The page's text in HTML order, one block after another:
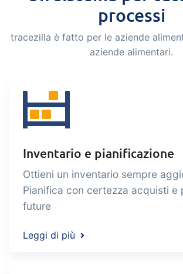
alimentare certificata e
B2B Commerce
portal, supplier portal or
Get acceptance control,
checks and critical
integrated digitally into
Create your own custom
processi
tracezilla è fatto per le aziende
aziende alimentari.
Inventario e pianificazione
Ottieni un inventario sempre
Pianifica con certezza acquisti e
future
Leggi di più